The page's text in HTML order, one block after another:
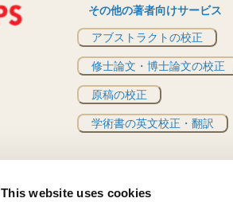
This website uses cookies
その他の著者向けサービス
アブストラクトの校正
修士論文・博士論文の校正
原稿の校正
学術書の英文校正・翻訳